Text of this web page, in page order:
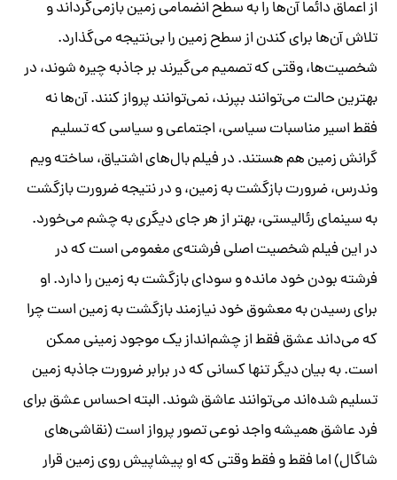
از اعماق دائما آن‌ها را به سطح انضمامی زمین بازمی‌گرداند و
تلاش آن‌ها برای کندن از سطح زمین را بی‌نتیجه می‌گذارد.
شخصیت‌ها، وقتی که تصمیم می‌گیرند بر جاذبه چیره شوند، در
بهترین حالت می‌توانند بپرند، نمی‌توانند پرواز کنند. آن‌ها نه
فقط اسیر مناسبات سیاسی، اجتماعی و سیاسی که تسلیم
گرانش زمین هم هستند. در فیلم بال‌های اشتیاق، ساخته ویم
وندرس، ضرورت بازگشت به زمین، و در نتیجه ضرورت بازگشت
به سینمای رئالیستی، بهتر از هر جای دیگری به چشم می‌خورد.
در این فیلم شخصیت اصلی فرشته‌ی مغمومی است که در
فرشته بودن خود مانده و سودای بازگشت به زمین را دارد. او
برای رسیدن به معشوق خود نیازمند بازگشت به زمین است چرا
که می‌داند عشق فقط از چشم‌انداز یک موجود زمینی ممکن
است. به بیان دیگر تنها کسانی که در برابر ضرورت جاذبه زمین
تسلیم شده‌اند می‌توانند عاشق شوند. البته احساس عشق برای
فرد عاشق همیشه واجد نوعی تصور پرواز است (نقاشی‌های
شاگال) اما فقط و فقط وقتی که او پیشاپیش روی زمین قرار